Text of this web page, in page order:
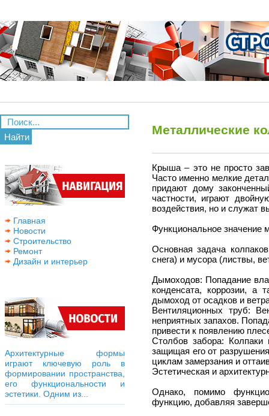
Найти
Главная
Новости
Строительство
Ремонт
Дизайн и интерьер
Архитектурные формы
играют ключевую роль в
формировании пространства,
его функциональности и
эстетики. Одним из...
Металлические
Крыша – это не просто
Часто именно мелкие
придают дому
частности, играют
воздействия, но и служат
Функциональное значение
Основная задача
снега) и мусора (листвы,
Дымоходов: Попадание
конденсата, коррозии, а
дымоход от осадков и
Вентиляционных труб:
неприятных запахов.
привести к появлению
Столбов забора: Колпаки
защищая его от
циклам замерзания и
Эстетическая и
Однако, помимо
функцию, добавляя